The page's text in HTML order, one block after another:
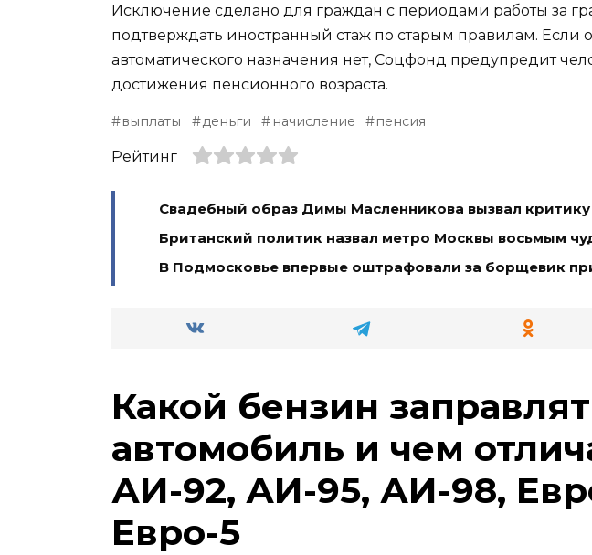
Исключение сделано для граждан с периодами работы за
подтверждать иностранный стаж по старым правилам. Если
автоматического назначения нет, Соцфонд предупредит
достижения пенсионного возраста.
выплаты деньги начисление пенсия
Рейтинг
Свадебный образ Димы Масленникова вызвал критику
Британский политик назвал метро Москвы восьмым
В Подмосковье впервые оштрафовали за борщевик
Какой бензин
автомобиль и чем
АИ-92, АИ-95, АИ-98,
Евро-5